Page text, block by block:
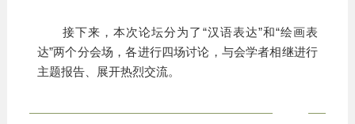
接下来，本次论坛分为了“汉语表达”和“绘画表
达”两个分会场，各进行四场讨论，与会学者相继进行
主题报告、展开热烈交流。